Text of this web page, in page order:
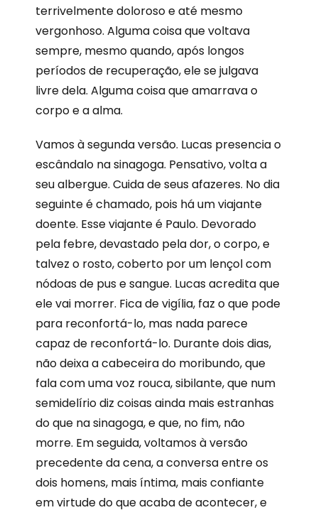
terrivelmente doloroso e até mesmo
vergonhoso. Alguma coisa que voltava
sempre, mesmo quando, após longos
períodos de recuperação, ele se julgava
livre dela. Alguma coisa que amarrava o
corpo e a alma.
Vamos à segunda versão. Lucas presencia o
escândalo na sinagoga. Pensativo, volta a
seu albergue. Cuida de seus afazeres. No dia
seguinte é chamado, pois há um viajante
doente. Esse viajante é Paulo. Devorado
pela febre, devastado pela dor, o corpo, e
talvez o rosto, coberto por um lençol com
nódoas de pus e sangue. Lucas acredita que
ele vai morrer. Fica de vigília, faz o que pode
para reconfortá-lo, mas nada parece
capaz de reconfortá-lo. Durante dois dias,
não deixa a cabeceira do moribundo, que
fala com uma voz rouca, sibilante, que num
semidelírio diz coisas ainda mais estranhas
do que na sinagoga, e que, no fim, não
morre. Em seguida, voltamos à versão
precedente da cena, a conversa entre os
dois homens, mais íntima, mais confiante
em virtude do que acaba de acontecer, e